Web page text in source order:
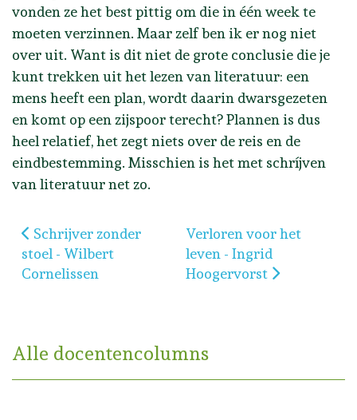
vonden ze het best pittig om die in één week te
moeten verzinnen. Maar zelf ben ik er nog niet
over uit. Want is dit niet de grote conclusie die je
kunt trekken uit het lezen van literatuur: een
mens heeft een plan, wordt daarin dwarsgezeten
en komt op een zijspoor terecht? Plannen is dus
heel relatief, het zegt niets over de reis en de
eindbestemming. Misschien is het met schríjven
van literatuur net zo.
Vorig artikel: Schrijver zonder stoel - Wilbert
Schrijver zonder
stoel - Wilbert
Cornelissen
Volgende artikel:
Verloren voor het
leven - Ingrid
Hoogervorst
Alle docentencolumns